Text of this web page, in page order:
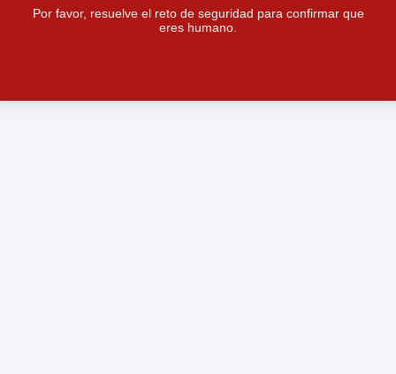
Por favor, resuelve el reto de seguridad para confirmar que
eres humano.